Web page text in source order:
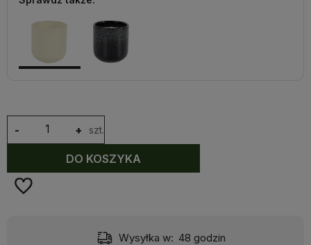
+
- szt.
DO KOSZYKA
Wysyłka w: 48 godzin